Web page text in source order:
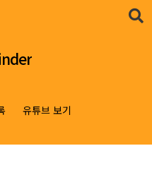
유튜브 보기